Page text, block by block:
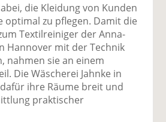
uf
F
ac
e
b
o
o
k
wi
tt
er
n
uf
Li
n
k
di
n
er
E
m
ai
v
er
ru
ck
die Kleidung von Kunden
optimal zu pflegen. Damit die
Textilreiniger der Anna-
Hannover mit der Technik
nahmen sie an einem
Die Wäscherei Jahnke in
ihre Räume breit und
praktischer